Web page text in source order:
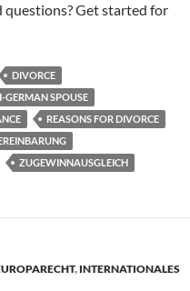
questions? Get started for
DIVORCE
GERMAN SPOUSE
REASONS FOR DIVORCE
ZUGEWINNAUSGLEICH
, INTERNATIONALES